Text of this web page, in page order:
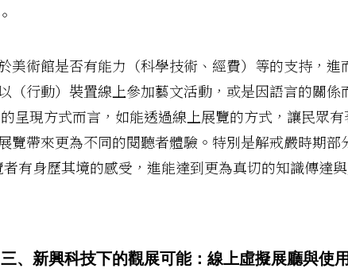
美術館是否有能力（科學技術、經費）等的支持，
（行動）裝置線上參加藝文活動，或是因語言的關
呈現方式而言，如能透過線上展覽的方式，讓民眾
覽帶來更為不同的閱聽者體驗。特別是解戒嚴時期
有身歷其境的感受，進能達到更為真切的知識傳達
三、新興科技下的觀展可能： 線上虛擬展廳與使